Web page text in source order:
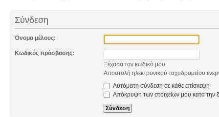
Σύνδεση
Όνομα μέλους:
Κωδικός πρόσβασης:
Ξέχασα τον κωδικό μου
Αποστολή ηλεκτρονικού ταχυδρομείου
Αυτόματη σύνδεση σε κάθε επίσκεψη
Απόκρυψη των στοιχείων μου κατά την